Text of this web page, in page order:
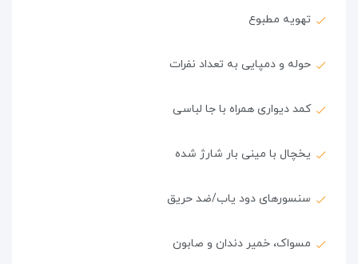
تهویه مطبوع
حوله و دمپایی به تعداد نفرات
کمد دیواری همراه با جا لباسی
یخچال با مینی بار شارژ شده
سنسورهای دود یاب/ضد حریق
مسواک، خمیر دندان و صابون